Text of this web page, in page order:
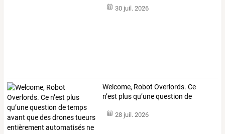
30 juil. 2026
Welcome, Robot Overlords. Ce
n’est plusqu’unequestion de
28 juil. 2026